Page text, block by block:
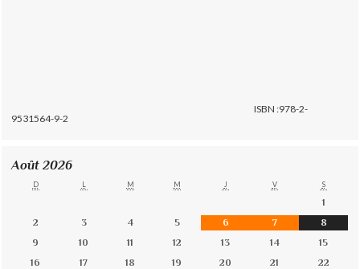
ISBN :978-2-
9531564-9-2
Août 2026
D L M M J V S
1
2
3 4 5 6 7
8
9
10 11 12 13 14
15
16
17 18 19 20 21
22